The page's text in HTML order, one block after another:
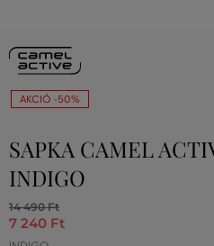
AKCIÓ -50%
SAPKA CAMEL
INDIGO
14 490 Ft
7 240 Ft